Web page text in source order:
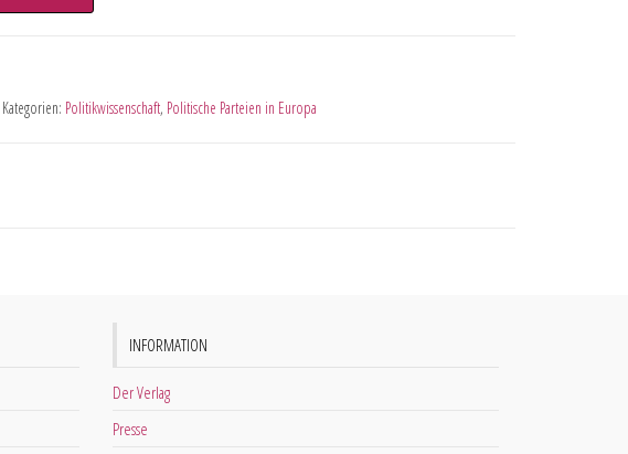
Kategorien: Politikwissenschaft, Politische Parteien in Europa
INFORMATION
Der Verlag
Presse